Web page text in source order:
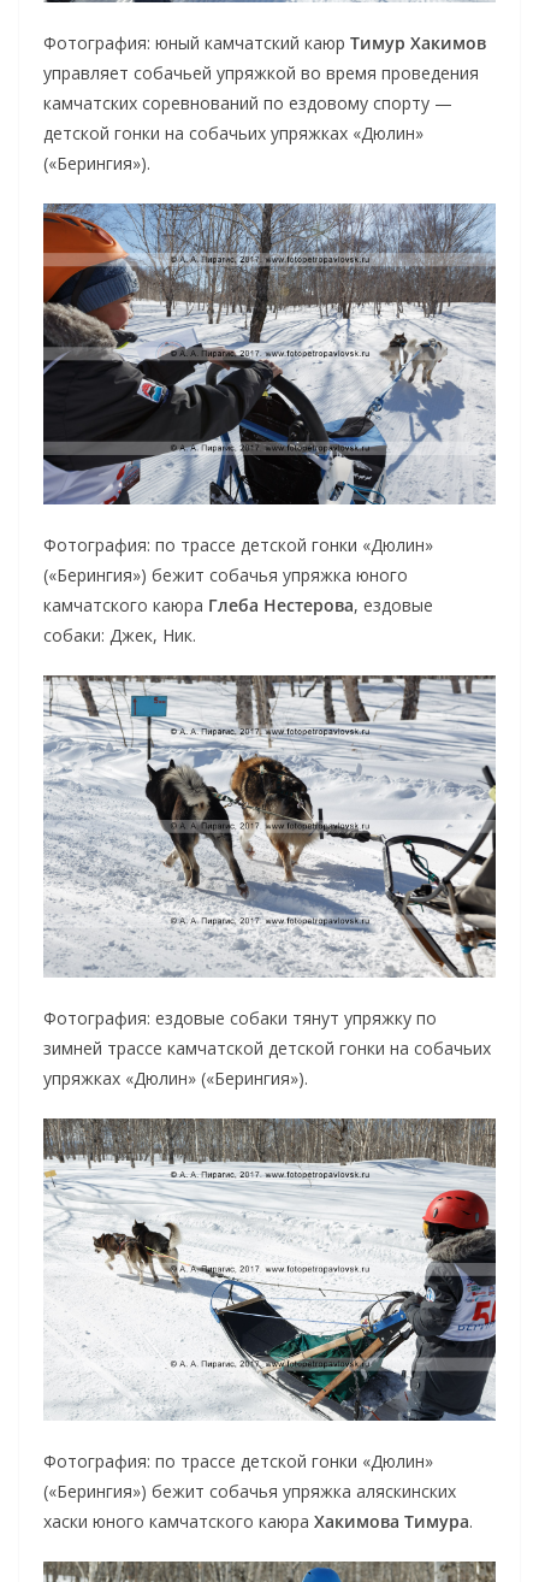
Фотография: юный камчатский каюр Тимур Хакимов
управляет собачьей упряжкой во время проведения
камчатских соревнований по ездовому спорту —
детской гонки на собачьих упряжках «Дюлин»
(«Берингия»).
Фотография: по трассе детской гонки «Дюлин»
(«Берингия») бежит собачья упряжка юного
камчатского каюра Глеба Нестерова, ездовые
собаки: Джек, Ник.
Фотография: ездовые собаки тянут упряжку по
зимней трассе камчатской детской гонки на собачьих
упряжках «Дюлин» («Берингия»).
Фотография: по трассе детской гонки «Дюлин»
(«Берингия») бежит собачья упряжка аляскинских
хаски юного камчатского каюра Хакимова Тимура.